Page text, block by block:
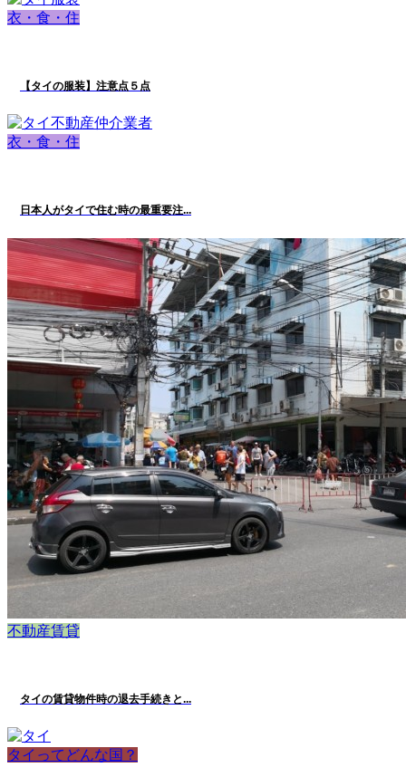
衣・食・住
【タイの服装】注意点５点
衣・食・住
日本人がタイで住む時の最重要注...
不動産賃貸
タイの賃貸物件時の退去手続きと...
タイってどんな国？